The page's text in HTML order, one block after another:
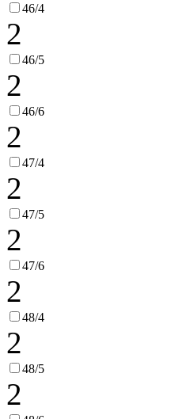
46/4
2
46/5
2
46/6
2
47/4
2
47/5
2
47/6
2
48/4
2
48/5
2